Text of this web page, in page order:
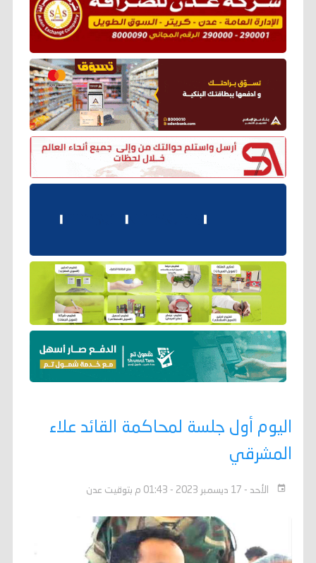
اليوم أول جلسة لمحاكمة القائد علاء
المشرقي
الأحد - 17 ديسمبر 2023 - 01:43 م بتوقيت عدن